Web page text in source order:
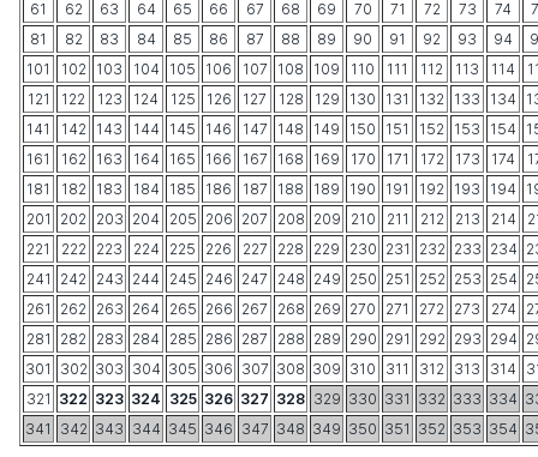
61
62 63 64 65 66 67 68 69 70 71 72 73 74
81
82 83 84 85 86 87 88 89 90 91 92 93 94
101
102 103 104 105 106 107 108 109 110 111 112 113 114
121
122 123 124 125 126 127 128 129 130 131 132 133 134
141
142 143 144 145 146 147 148 149 150 151 152 153 154
161
162 163 164 165 166 167 168 169 170 171 172 173 174
181
182 183 184 185 186 187 188 189 190 191 192 193 194
201
202 203 204 205 206 207 208 209 210 211 212 213 214
221
222 223 224 225 226 227 228 229 230 231 232 233 234
241
242 243 244 245 246 247 248 249 250 251 252 253 254
261
262 263 264 265 266 267 268 269 270 271 272 273 274
281
282 283 284 285 286 287 288 289 290 291 292 293 294
301
302 303 304 305 306 307 308 309 310 311 312 313 314
321 322 323 324 325 326 327 328 329 330 331 332 333 334
341
342 343 344 345 346 347 348 349 350 351 352 353 354